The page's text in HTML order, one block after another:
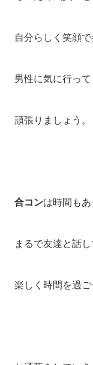
自分らしく笑顔で
男性に気に行っ
頑張りましょう。
合コンは時間もあ
まるで友達と話
楽しく時間を過ご